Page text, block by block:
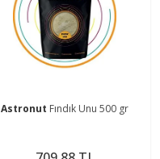
Astronut Fındık Unu 500 gr